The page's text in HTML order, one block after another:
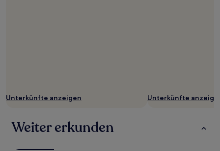
Unterkünfte anzeigen Unterkünfte
Weiter erkunden